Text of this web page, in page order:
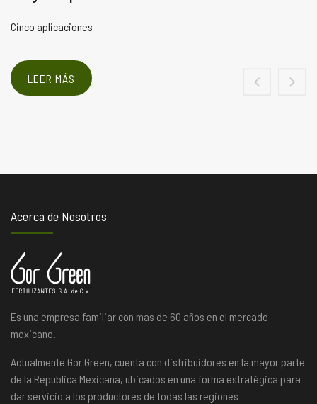
Cinco aplicaciones
LEER MÁS
Acerca de Nosotros
Es una empresa familiar con mas de 60 años en el mercado
mexicano.
Actualmente Gor Green, cuenta con distribuidores en la mayor parte
de la Republica Mexicana, ubicados en una forma estratégica para
dar servicio a los productores de todas las regiones